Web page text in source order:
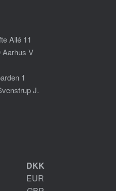
Allé 11
Aarhus V
1
J.
DKK
EUR